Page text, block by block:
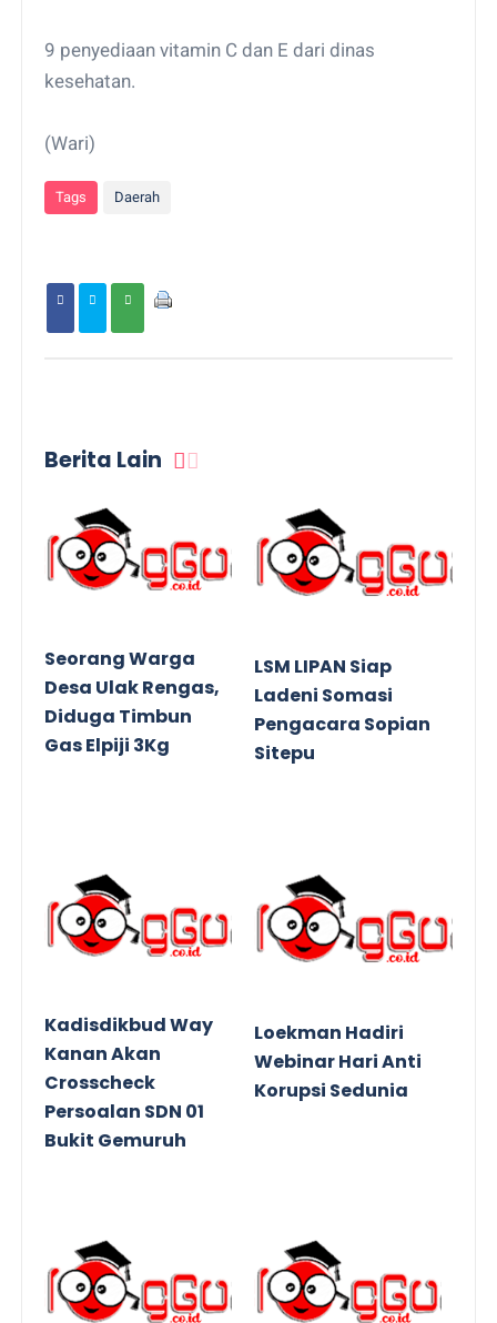
9 penyediaan vitamin C dan E dari dinas
kesehatan.
(Wari)
Tags Daerah
Berita Lain
Seorang Warga
Desa Ulak Rengas,
Diduga Timbun
Gas Elpiji 3Kg
LSM LIPAN Siap
Ladeni Somasi
Pengacara Sopian
Sitepu
Kadisdikbud Way
Kanan Akan
Crosscheck
Persoalan SDN 01
Bukit Gemuruh
Loekman Hadiri
Webinar Hari Anti
Korupsi Sedunia